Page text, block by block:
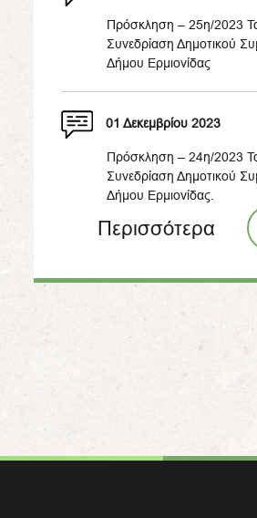
Πρόσκληση – 25η/2023
Συνεδρίαση Δημοτικού
Δήμου Ερμιονίδας
01 Δεκεμβρίου 2023
Πρόσκληση – 24η/2023
Συνεδρίαση Δημοτικού
Δήμου Ερμιονίδας.
Περισσότερα